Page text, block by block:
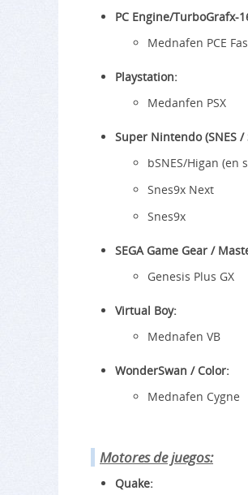
PC Engine/TurboGrafx-
Mednafen PCE
Playstation:
Medanfen PSX
Super Nintendo (SNES
bSNES/Higan (en
Snes9x Next
Snes9x
SEGA Game Gear /
Genesis Plus GX
Virtual Boy:
Mednafen VB
WonderSwan / Color:
Mednafen Cygne
Motores de juegos:
Quake: